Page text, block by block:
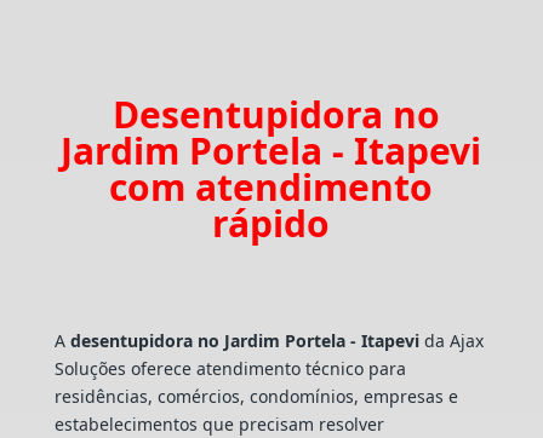
Desentupidora no
Jardim Portela - Itapevi
com atendimento
rápido
A desentupidora no Jardim Portela - Itapevida Ajax
Soluções oferece atendimento técnico para
residências, comércios, condomínios, empresas e
estabelecimentos que precisam resolver